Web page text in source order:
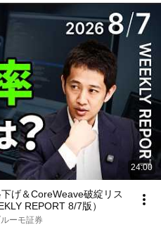
24:00
げ＆CoreWeave破綻リス
REPORT 8/7版）
ーモ証券